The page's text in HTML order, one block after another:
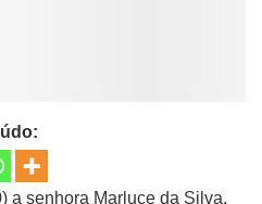
a senhora Marluce da Silva,